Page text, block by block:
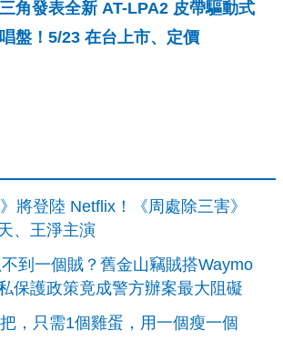
角發表全新 AT-LPA2 皮帶驅動式
唱盤！5/23 在台上市、定價
將登陸 Netflix！《周處除三害》
、王淨主演
到一個賊？舊金山竊賊搭Waymo
保護政策竟成警方辦案最大阻礙
，只需1個雞蛋，用一個瘦一個